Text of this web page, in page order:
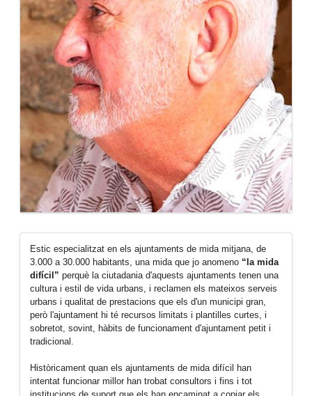
Estic especialitzat en els ajuntaments de mida mitjana, de
3.000 a 30.000 habitants, una mida que jo anomeno “la mida
difícil” perquè la ciutadania d'aquests ajuntaments tenen una
cultura i estil de vida urbans, i reclamen els mateixos serveis
urbans i qualitat de prestacions que els d'un municipi gran,
però l'ajuntament hi té recursos limitats i plantilles curtes, i
sobretot, sovint, hàbits de funcionament d'ajuntament petit i
tradicional.
Històricament quan els ajuntaments de mida difícil han
intentat funcionar millor han trobat consultors i fins i tot